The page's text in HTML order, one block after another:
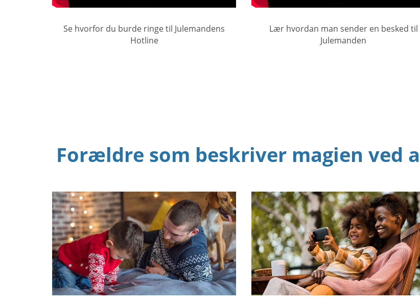
Se hvorfor du burde ringe til Julemandens
Hotline
Lær hvordan man sender en besked til
Julemanden
Forældre som beskriver magien ved